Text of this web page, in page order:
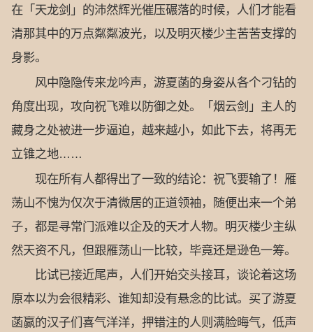
在「天龙剑」的沛然辉光催压碾落的时候，人们才能看
清那其中的万点粼粼波光，以及明灭楼少主苦苦支撑的
身影。
风中隐隐传来龙吟声，游夏菡的身姿从各个刁钻的
角度出现，攻向祝飞难以防御之处。「烟云剑」主人的
藏身之处被进一步逼迫，越来越小，如此下去，将再无
立锥之地……
现在所有人都得出了一致的结论：祝飞要输了！雁
荡山不愧为仅次于清微居的正道领袖，随便出来一个弟
子，都是寻常门派难以企及的天才人物。明灭楼少主纵
然天资不凡，但跟雁荡山一比较，毕竟还是逊色一筹。
比试已接近尾声，人们开始交头接耳，谈论着这场
原本以为会很精彩、谁知却没有悬念的比试。买了游夏
菡赢的汉子们喜气洋洋，押错注的人则满脸晦气，低声